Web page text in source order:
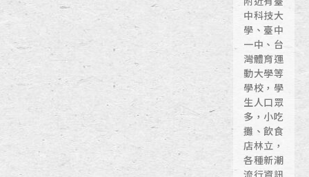
中科技大
學、臺中
一中、台
灣體育運
動大學等
學校，學
生人口眾
多，小吃
攤、飲食
店林立，
各種新潮
流行資訊